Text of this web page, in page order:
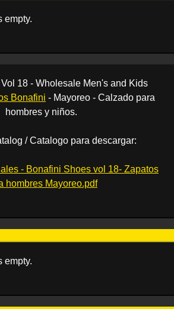
empty.
Vol 18 - Wholesale Men's and Kids
Bonafini - Mayoreo - Calzado para
hombres y niños.
/ Catalogo para descargar:
- Bonafini Shoes vol 18- Zapatos
hombres Mayoreo.pdf
empty.